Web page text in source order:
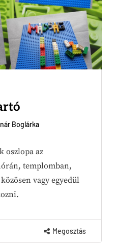
Boglárka
oszlopa az
templomban,
vagy egyedül
Megosztás